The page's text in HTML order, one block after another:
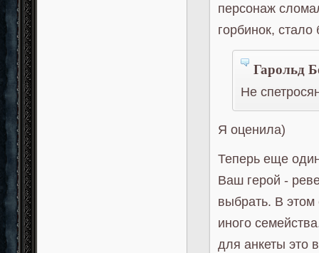
персонаж
горбинок,
Гарольд
Не
Я оценила)
Теперь еще
Ваш герой -
выбрать. В этом
иного
для анкеты это